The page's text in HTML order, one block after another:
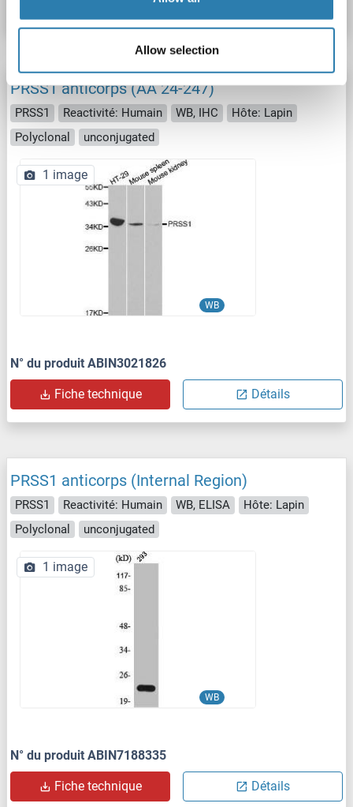
Allow selection
PRSS1 anticorps (AA 24-247)
PRSS1 Reactivité: Humain WB, IHC
Hôte: Lapin
Polyclonal
unconjugated
WB
1 image
N° du produit ABIN3021826
Fiche technique Détails
PRSS1 anticorps (Internal Region)
PRSS1 Reactivité: Humain WB, ELISA
Hôte: Lapin
Polyclonal
unconjugated
WB
1 image
N° du produit ABIN7188335
Fiche technique Détails